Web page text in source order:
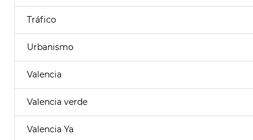
Tráfico
Urbanismo
Valencia
Valencia verde
Valencia Ya